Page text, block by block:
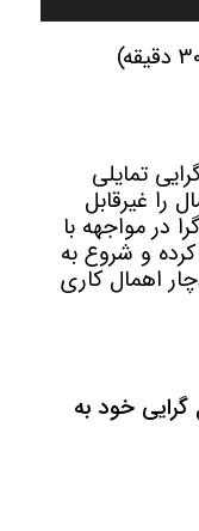
تمایلی
را غیرقابل
در مواجهه با
و شروع به
اهمال کاری
خود به